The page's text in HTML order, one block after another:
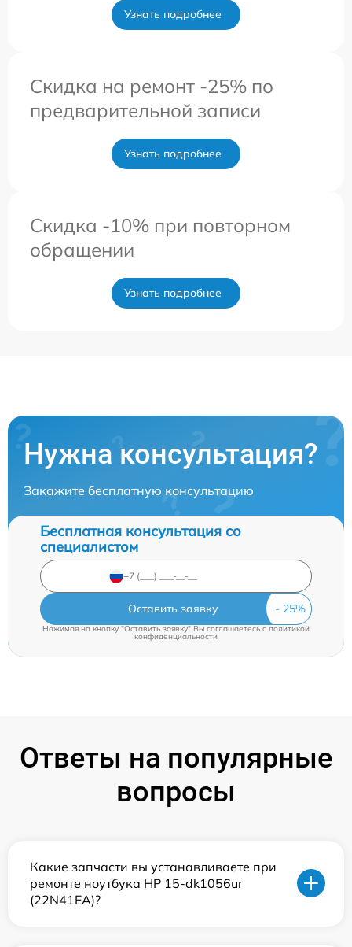
Узнать подробнее
Скидка на ремонт -25% по
предварительной записи
Узнать подробнее
Скидка -10% при повторном
обращении
Узнать подробнее
Нужна консультация?
Закажите бесплатную консультацию
Бесплатная консультация со
специалистом
Оставить заявку
Нажимая на кнопку "Оставить заявку" Вы соглашаетесь cполитикой
конфиденциальности
Ответы на популярные
вопросы
Какие запчасти вы устанавливаете при
ремонте ноутбука HP 15-dk1056ur
(22N41EA)?